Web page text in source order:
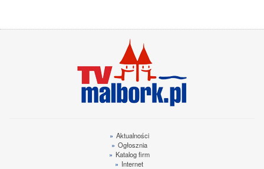
» Aktualności
» Ogłosznia
» Katalog firm
» Internet